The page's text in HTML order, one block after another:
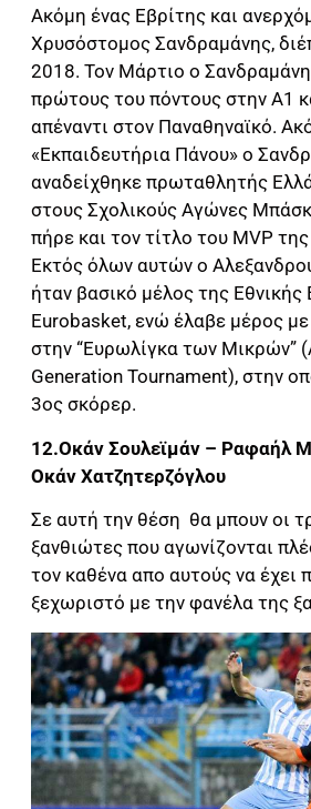
Ακόμη ένας Εβρίτης και
Χρυσόστομος Σανδραμάνης,
2018. Τον Μάρτιο ο
πρώτους του πόντους στην Α1
απέναντι στον Παναθηναϊκό.
«Εκπαιδευτήρια Πάνου» ο
αναδείχθηκε πρωταθλητής
στους Σχολικούς Αγώνες
πήρε και τον τίτλο του MVP
Εκτός όλων αυτών ο
ήταν βασικό μέλος της
Eurobasket, ενώ έλαβε μέρος
στην “Ευρωλίγκα των Μικρών”
Generation Tournament), στην
3ος σκόρερ.
12.Οκάν Σουλεϊμάν – Ραφαήλ
Οκάν Χατζητερζόγλου
Σε αυτή την θέση θα μπουν οι
ξανθιώτες που αγωνίζονται
τον καθένα απο αυτούς να έχει
ξεχωριστό με την φανέλα της